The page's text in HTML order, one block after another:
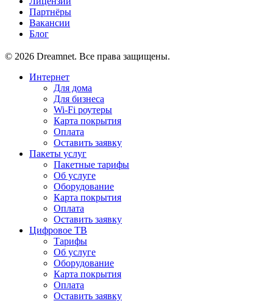
Партнёры
Вакансии
Блог
© 2026 Dreamnet. Все права защищены.
Интернет
Для дома
Для бизнеса
Wi-Fi роутеры
Карта покрытия
Оплата
Оставить заявку
Пакеты услуг
Пакетные тарифы
Об услуге
Оборудование
Карта покрытия
Оплата
Оставить заявку
Цифровое ТВ
Тарифы
Об услуге
Оборудование
Карта покрытия
Оплата
Оставить заявку